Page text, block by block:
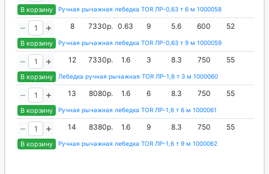
В корзину Ручная рычажная лебедка TOR ЛР-0,63 т 6 м 1000058
В корзину
8 7330р. 0.63 9 5.6 600 52
Ручная рычажная лебедка TOR ЛР-0,63 т 9 м 1000059
В корзину
12 7330р. 1.6 3 8.3 750 55
Лебедка ручная рычажная TOR ЛР-1,6 т 3 м 1000060
В корзину
13 8080р. 1.6 6 8.3 750 55
Ручная рычажная лебедка TOR ЛР-1,6 т 6 м 1000061
В корзину
14 8380р. 1.6 9 8.3 750 55
Ручная рычажная лебедка TOR ЛР-1,6 т 9 м 1000062